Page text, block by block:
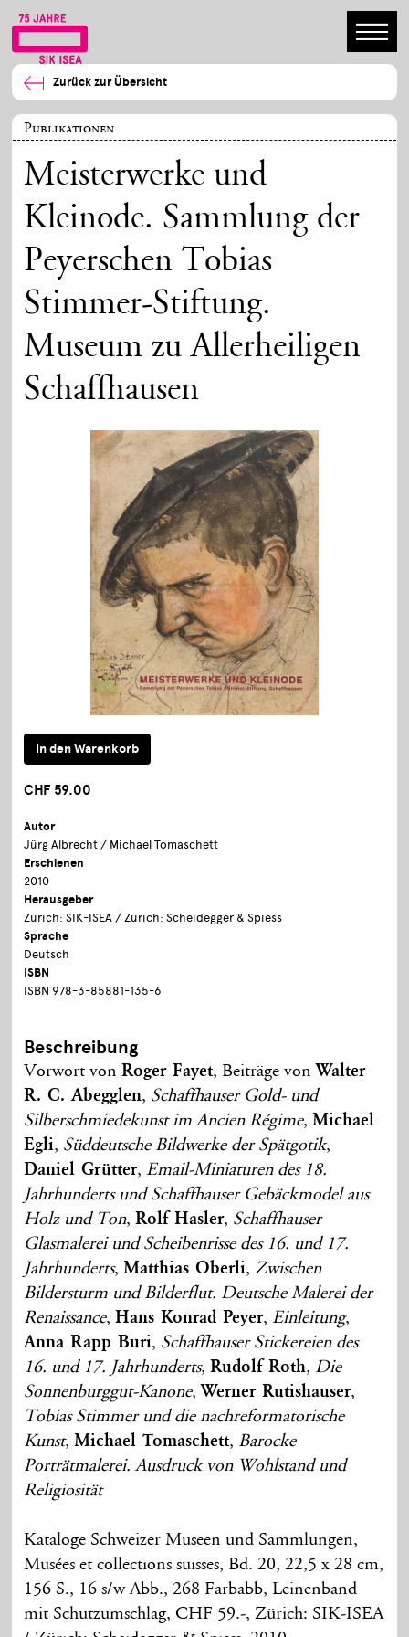
Zurück zur Übersicht
Publikationen
Meisterwerke und
Kleinode. Sammlung der
Peyerschen Tobias
Stimmer-Stiftung.
Museum zu Allerheiligen
Schaffhausen
CHF 59.00
Autor
Jürg Albrecht / Michael Tomaschett
Erschienen
2010
Herausgeber
Zürich: SIK-ISEA / Zürich: Scheidegger & Spiess
Sprache
Deutsch
ISBN
ISBN 978-3-85881-135-6
Beschreibung
Vorwort vonRoger Fayet, Beiträge von Walter
R. C. Abegglen, Schaffhauser Gold- und
Silberschmiedekunst im Ancien Régime,Michael
Egli, Süddeutsche Bildwerke der Spätgotik,
Daniel Grütter,Email-Miniaturen des 18.
Jahrhunderts und Schaffhauser Gebäckmodel aus
Holz und Ton,Rolf Hasler, Schaffhauser
Glasmalerei und Scheibenrisse des 16. und 17.
Jahrhunderts,Matthias Oberli,Zwischen
Bildersturm und Bilderflut. Deutsche Malerei der
Renaissance,Hans Konrad Peyer, Einleitung,
Anna Rapp Buri, Schaffhauser Stickereien des
16. und 17. Jahrhunderts,Rudolf Roth, Die
Sonnenburggut-Kanone, Werner Rutishauser,
Tobias Stimmer und die nachreformatorische
Kunst,Michael Tomaschett, Barocke
Porträtmalerei. Ausdruck von Wohlstand und
Religiosität
Kataloge Schweizer Museen und Sammlungen,
Musées et collections suisses, Bd. 20, 22,5 x 28 cm,
156 S., 16 s/w Abb., 268 Farbabb, Leinenband
mit Schutzumschlag, CHF 59.-, Zürich: SIK-ISEA